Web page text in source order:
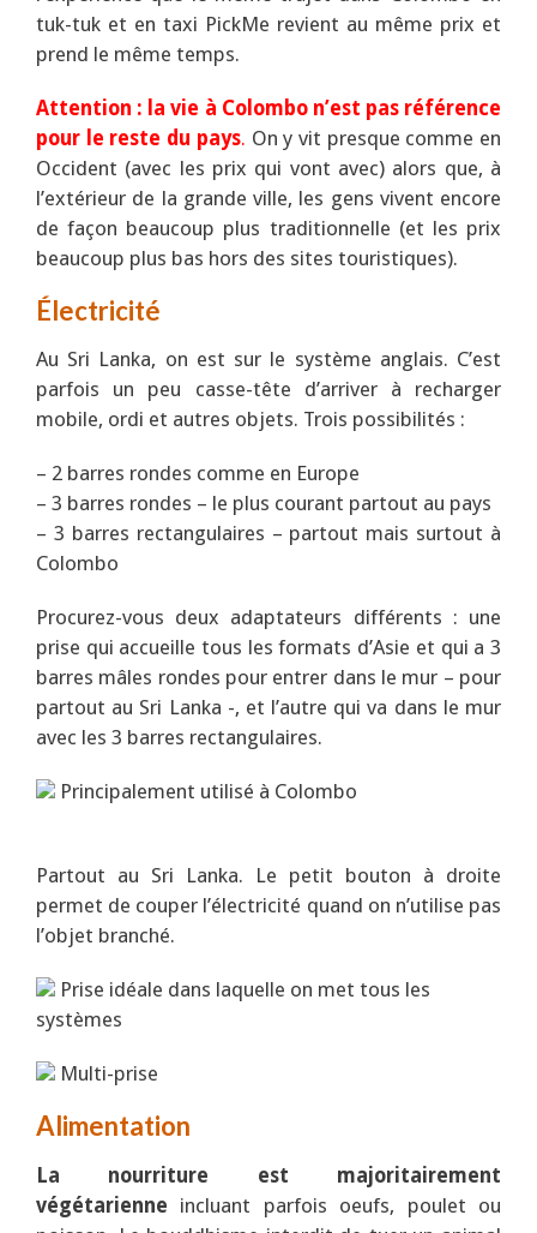
tuk-tuk et en taxi PickMe revient au même prix et
prend le même temps.
Attention : la vie à Colombo n’est pas référence
pour le reste du pays. On y vit presque comme en
Occident (avec les prix qui vont avec) alors que, à
l’extérieur de la grande ville, les gens vivent encore
de façon beaucoup plus traditionnelle (et les prix
beaucoup plus bas hors des sites touristiques).
Électricité
Au Sri Lanka, on est sur le système anglais. C’est
parfois un peu casse-tête d’arriver à recharger
mobile, ordi et autres objets. Trois possibilités :
– 2 barres rondes comme en Europe
– 3 barres rondes – le plus courant partout au pays
– 3 barres rectangulaires – partout mais surtout à
Colombo
Procurez-vous deux adaptateurs différents : une
prise qui accueille tous les formats d’Asie et qui a 3
barres mâles rondes pour entrer dans le mur – pour
partout au Sri Lanka -, et l’autre qui va dans le mur
avec les 3 barres rectangulaires.
Principalement utilisé à Colombo
Partout au Sri Lanka. Le petit bouton à droite
permet de couper l’électricité quand on n’utilise pas
l’objet branché.
Prise idéale dans laquelle on met tous les
systèmes
Multi-prise
Alimentation
La nourriture est majoritairement
végétarienne incluant parfois oeufs, poulet ou